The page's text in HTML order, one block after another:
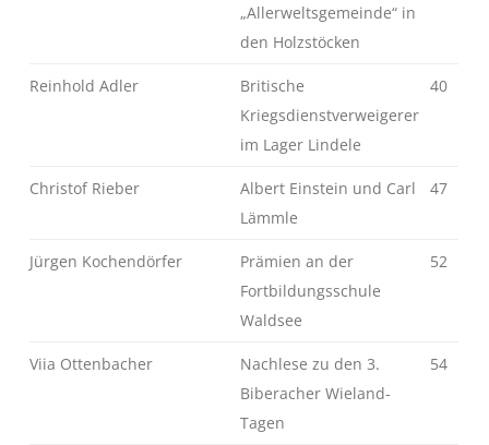
„Allerweltsgemeinde“ in
den Holzstöcken
Reinhold Adler
Britische
Kriegsdienstverweigerer
im Lager Lindele
40
Christof Rieber
Albert Einstein und Carl
Lämmle
47
Jürgen Kochendörfer
Prämien an der
Fortbildungsschule
Waldsee
52
Viia Ottenbacher
Nachlese zu den 3.
Biberacher Wieland-
Tagen
54